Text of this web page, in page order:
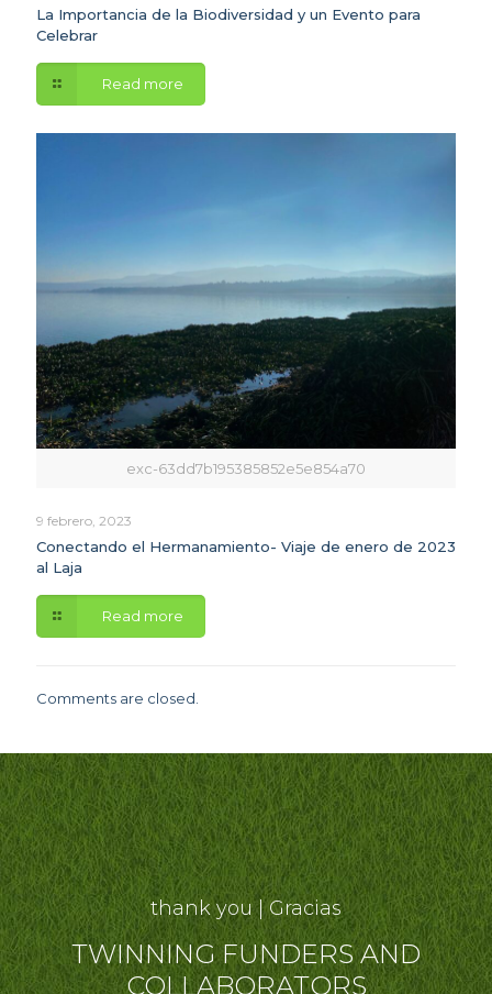
La Importancia de la Biodiversidad y un Evento para
Celebrar
Read more
exc-63dd7b195385852e5e854a70
9 febrero, 2023
Conectando el Hermanamiento- Viaje de enero de 2023
al Laja
Read more
Comments are closed.
thank you | Gracias
TWINNING FUNDERS AND
COLLABORATORS